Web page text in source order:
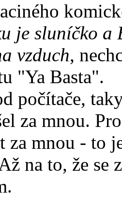
je sluníčko
vzduch,
"Ya Basta".
počítače,
za mnou.
za mnou - to
na to, že se